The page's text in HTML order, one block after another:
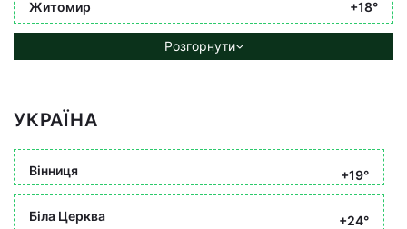
Житомир +18°
Розгорнути
УКРАЇНА
Вінниця +19°
Біла Церква +24°